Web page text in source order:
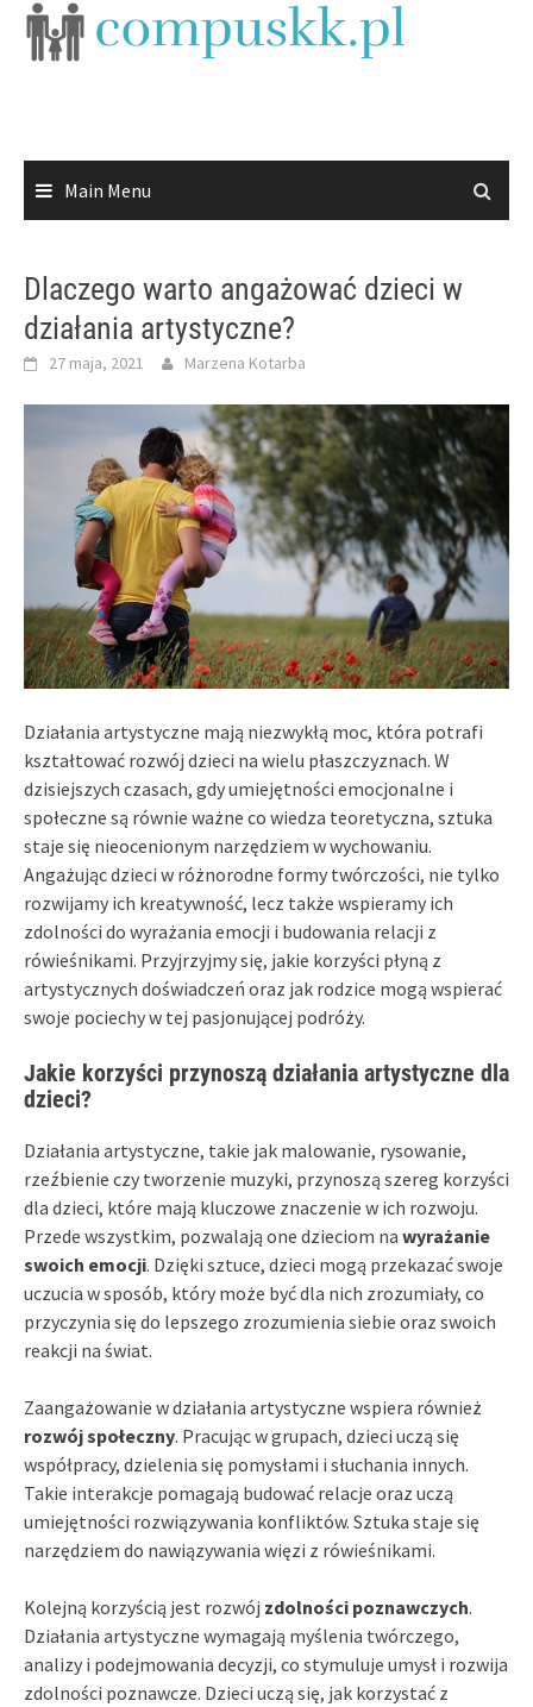
Skip
Main Menu
Dlaczego warto angażować dzieci w
działania artystyczne?
27 maja, 2021 Marzena Kotarba
Działania artystyczne mają niezwykłą moc, która potrafi
kształtować rozwój dzieci na wielu płaszczyznach. W
dzisiejszych czasach, gdy umiejętności emocjonalne i
społeczne są równie ważne co wiedza teoretyczna, sztuka
staje się nieocenionym narzędziem w wychowaniu.
Angażując dzieci w różnorodne formy twórczości, nie tylko
rozwijamy ich kreatywność, lecz także wspieramy ich
zdolności do wyrażania emocji i budowania relacji z
rówieśnikami. Przyjrzyjmy się, jakie korzyści płyną z
artystycznych doświadczeń oraz jak rodzice mogą wspierać
swoje pociechy w tej pasjonującej podróży.
Jakie korzyści przynoszą działania artystyczne dla
dzieci?
Działania artystyczne, takie jak malowanie, rysowanie,
rzeźbienie czy tworzenie muzyki, przynoszą szereg korzyści
dla dzieci, które mają kluczowe znaczenie w ich rozwoju.
Przede wszystkim, pozwalają one dzieciom na wyrażanie
swoich emocji. Dzięki sztuce, dzieci mogą przekazać swoje
uczucia w sposób, który może być dla nich zrozumiały, co
przyczynia się do lepszego zrozumienia siebie oraz swoich
reakcji na świat.
Zaangażowanie w działania artystyczne wspiera również
rozwój społeczny. Pracując w grupach, dzieci uczą się
współpracy, dzielenia się pomysłami i słuchania innych.
Takie interakcje pomagają budować relacje oraz uczą
umiejętności rozwiązywania konfliktów. Sztuka staje się
narzędziem do nawiązywania więzi z rówieśnikami.
Kolejną korzyścią jest rozwój zdolności poznawczych.
Działania artystyczne wymagają myślenia twórczego,
analizy i podejmowania decyzji, co stymuluje umysł i rozwija
zdolności poznawcze. Dzieci uczą się, jak korzystać z